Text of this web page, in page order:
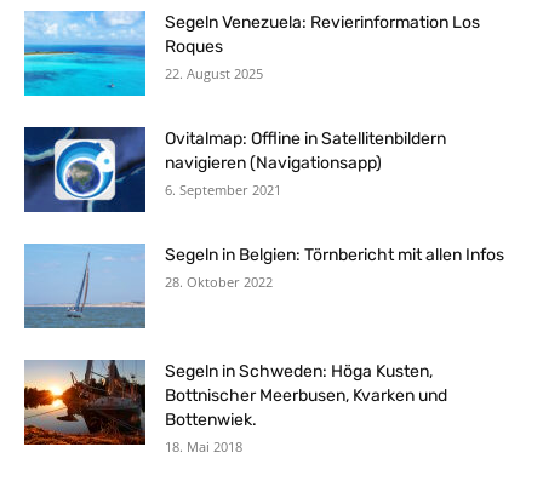
Segeln Venezuela: Revierinformation Los
Roques
22. August 2025
Ovitalmap: Offline in Satellitenbildern
navigieren (Navigationsapp)
6. September 2021
Segeln in Belgien: Törnbericht mit allen Infos
28. Oktober 2022
Segeln in Schweden: Höga Kusten,
Bottnischer Meerbusen, Kvarken und
Bottenwiek.
18. Mai 2018